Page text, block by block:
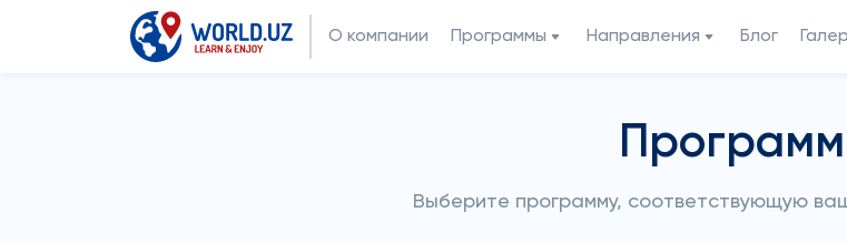
О компании Программы Направления Блог
Выберите программу, соответствующую